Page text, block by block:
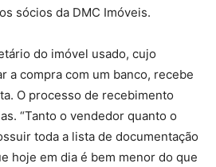
sócios da DMC Imóveis.
do imóvel usado, cujo
a compra com um banco, recebe
O processo de recebimento
“Tanto o vendedor quanto o
toda a lista de documentação
hoje em dia é bem menor do que